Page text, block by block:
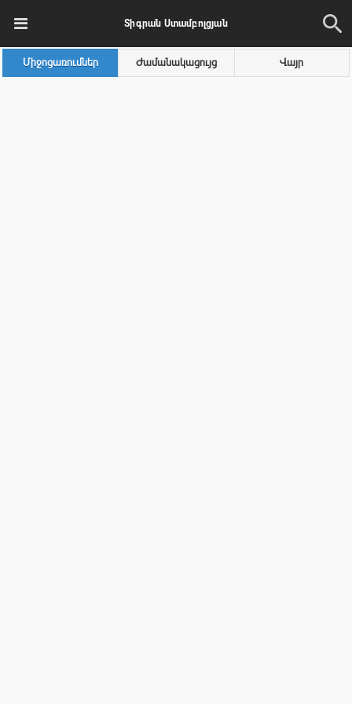
Տիգրան Ստամբոլցյան
Միջոցառումներ Ժամանակացույց Վայր